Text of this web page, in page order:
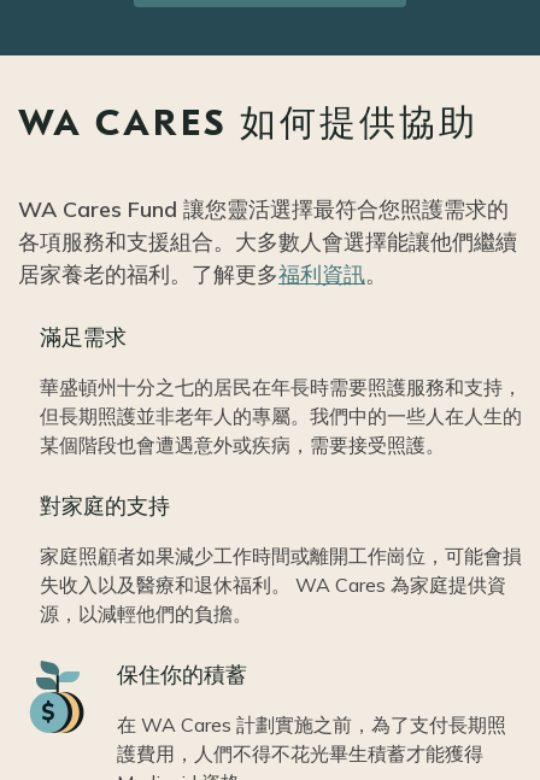
WA CARES 如何提供協助
WA Cares Fund 讓您靈活選擇最符合您照護需求的
各項服務和支援組合。大多數人會選擇能讓他們繼續
居家養老的福利。了解更多福利資訊。
滿足需求
華盛頓州十分之七的居民在年長時需要照護服務和支持，
但長期照護並非老年人的專屬。我們中的一些人在人生的
某個階段也會遭遇意外或疾病，需要接受照護。
對家庭的支持
家庭照顧者如果減少工作時間或離開工作崗位，可能會損
失收入以及醫療和退休福利。 WA Cares 為家庭提供資
源，以減輕他們的負擔。
Icon 保住你的積蓄
在 WA Cares 計劃實施之前，為了支付長期照
護費用，人們不得不花光畢生積蓄才能獲得